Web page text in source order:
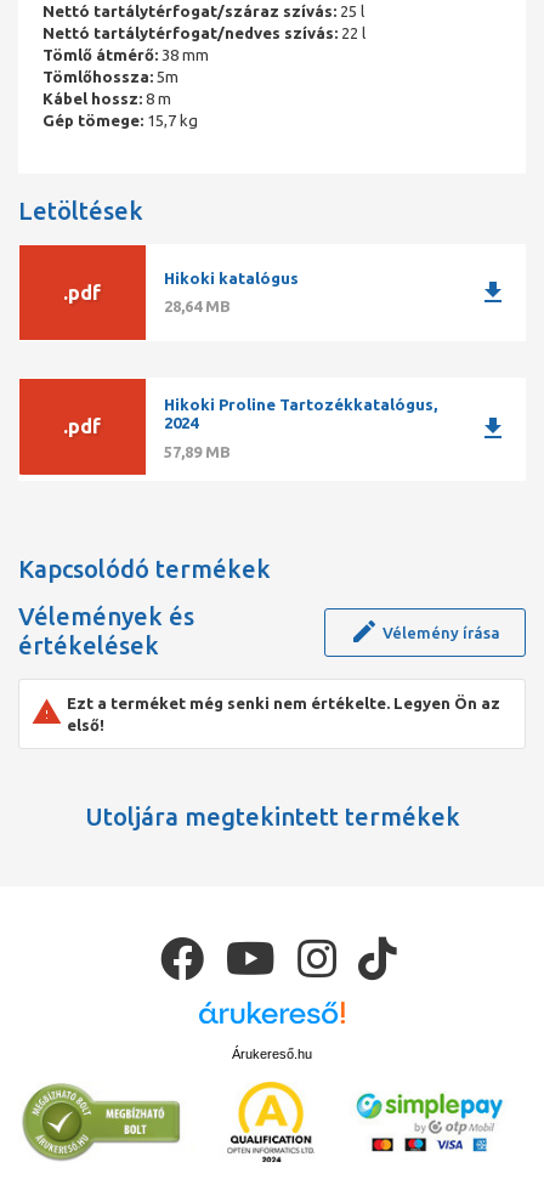
Nettó tartálytérfogat/száraz szívás: 25 l
Nettó tartálytérfogat/nedves szívás: 22 l
Tömlő átmérő: 38 mm
Tömlőhossza: 5m
Kábel hossz: 8 m
Gép tömege: 15,7 kg
Letöltések
.pdf
Hikoki katalógus
28,64 MB
download
.pdf
Hikoki Proline Tartozékkatalógus,
2024
57,89 MB
download
Kapcsolódó termékek
Vélemények és
értékelések
Vélemény írása
Ezt a terméket még senki nem értékelte. Legyen Ön az
első!
Utoljára megtekintett termékek
Árukereső.hu